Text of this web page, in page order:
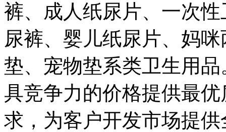
裤、成人纸尿片、一次
尿裤、婴儿纸尿片、妈
垫、宠物垫系类卫生用
具竞争力的价格提供最
求，为客户开发市场提